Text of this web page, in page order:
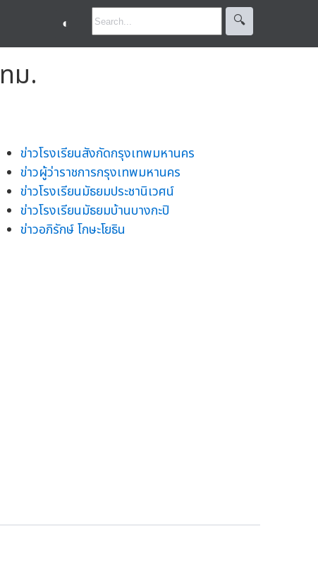
◐ 🔍︎
ม.
ข่าวโรงเรียนสังกัดกรุงเทพมหานคร
ข่าวผู้ว่าราชการกรุงเทพมหานคร
ข่าวโรงเรียนมัธยมประชานิเวศน์
ข่าวโรงเรียนมัธยมบ้านบางกะปิ
ข่าวอภิรักษ์ โกษะโยธิน